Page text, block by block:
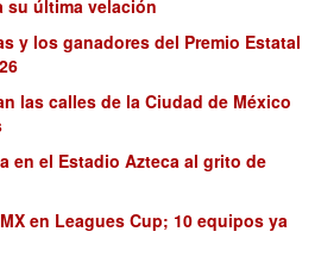
su última velación
y los ganadores del Premio Estatal
las calles de la Ciudad de México
en el Estadio Azteca al grito de
en Leagues Cup; 10 equipos ya